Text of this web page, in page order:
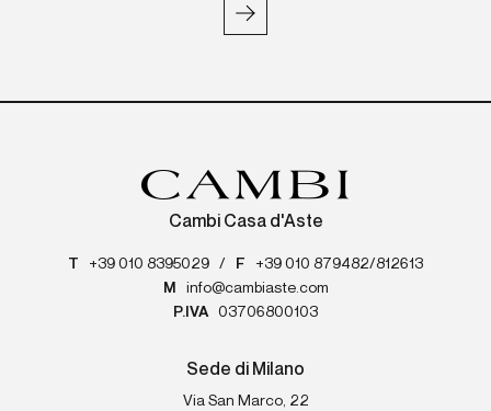
Cambi Casa d'Aste
T +39 010 8395029 / F
+39 010 879482/812613
M
info@cambiaste.com
P.IVA
03706800103
Sede di Milano
Via San Marco, 22